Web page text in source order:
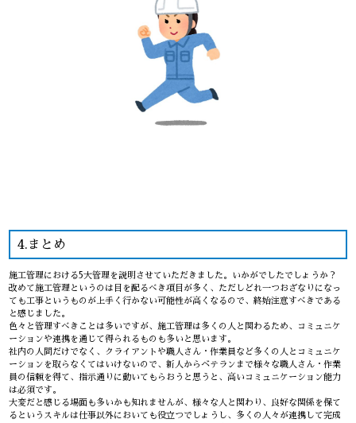
4.まとめ
施工管理における5大管理を説明させていただきました。いかがでしたでしょうか？
改めて施工管理というのは目を配るべき項目が多く、ただしどれ一つおざなりになっ
ても工事というものが上手く行かない可能性が高くなるので、終始注意すべきである
と感じました。
色々と管理すべきことは多いですが、施工管理は多くの人と関わるため、コミュニケ
ーションや連携を通じて得られるものも多いと思います。
社内の人間だけでなく、クライアントや職人さん・作業員など多くの人とコミュニケ
ーションを取らなくてはいけないので、新人からベテランまで様々な職人さん・作業
員の信頼を得て、指示通りに動いてもらおうと思うと、高いコミュニケーション能力
は必須です。
大変だと感じる場面も多いかも知れませんが、様々な人と関わり、良好な関係を保て
るというスキルは仕事以外においても役立つでしょうし、多くの人々が連携して完成